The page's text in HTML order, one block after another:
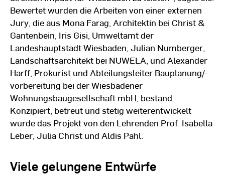
Bewertet wurden die Arbeiten von einer externen
Jury, die aus Mona Farag, Architektin bei Christ &
Gantenbein, Iris Gisi, Umweltamt der
Landeshauptstadt Wiesbaden, Julian Numberger,
Landschaftsarchitekt bei NUWELA, und Alexander
Harff, Prokurist und Abteilungsleiter Bauplanung/-
vorbereitung bei der Wiesbadener
Wohnungsbaugesellschaft mbH, bestand.
Konzipiert, betreut und stetig weiterentwickelt
wurde das Projekt von den Lehrenden Prof. Isabella
Leber, Julia Christ und Aldis Pahl.
Viele gelungene Entwürfe